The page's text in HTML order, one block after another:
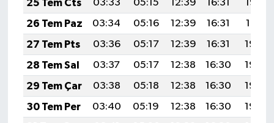
25 Tem Cts
03:33 05:15 12:39 16:31
19:52
26 Tem Paz
03:34 05:16 12:39 16:31
19:51
27 Tem Pts
03:36 05:17 12:39 16:31
19:50
28 Tem Sal
03:37 05:17 12:38 16:30
19:50
29 Tem Çar
03:38 05:18 12:38 16:30
19:49
30 Tem Per
03:40 05:19 12:38 16:30
19:48